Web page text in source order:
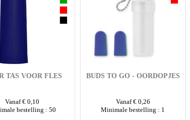
TAS VOOR FLES
Vanaf € 0,10
bestelling : 50
BUDS TO GO - OORDOPJES
Vanaf € 0,26
Minimale bestelling : 1